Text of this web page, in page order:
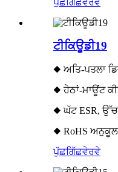
ਟੀਕਿਊਡੀ19
◆ ਅਤਿ-ਪਤਲਾ
◆ ਹੇਠਾਂ-ਮਾਊਂਟ
◆ ਘੱਟ ESR, ਉੱਚ
◆ RoHS ਅਨੁਕੂਲ
ਪੁੱਛਗਿੱਛਵੇਰਵੇ